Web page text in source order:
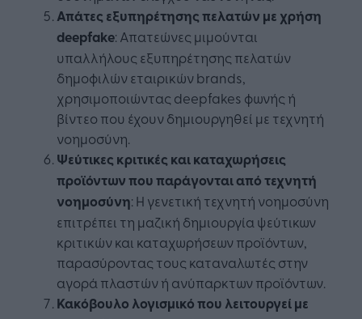
Απάτες εξυπηρέτησης πελατών με χρήση
deepfake: Απατεώνες μιμούνται
υπαλλήλους εξυπηρέτησης πελατών
δημοφιλών εταιρικών brands,
χρησιμοποιώντας deepfakes φωνής ή
βίντεο που έχουν δημιουργηθεί με τεχνητή
νοημοσύνη.
Ψεύτικες κριτικές και καταχωρήσεις
προϊόντων που παράγονται από τεχνητή
νοημοσύνη: Η γενετική τεχνητή νοημοσύνη
επιτρέπει τη μαζική δημιουργία ψεύτικων
κριτικών και καταχωρήσεων προϊόντων,
παρασύροντας τους καταναλωτές στην
αγορά πλαστών ή ανύπαρκτων προϊόντων.
Κακόβουλο λογισμικό που λειτουργεί με